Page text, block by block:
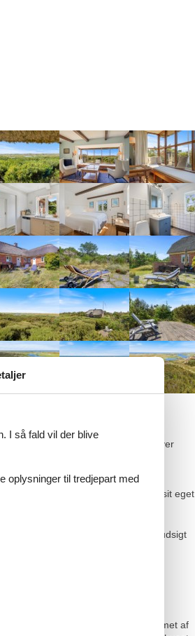
Fra sommerhuset har I udsigt ud over
spisestue og stue, der hver har sit eget
Herfra har du den skønneste udsigt
På 1. sal finder I de resterende
ligger på en bakketop og er afskærmet af
I så fald vil der blive
oplysninger til tredjepart med